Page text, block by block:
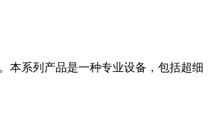
本系列产品是一种专业设备，包括超细